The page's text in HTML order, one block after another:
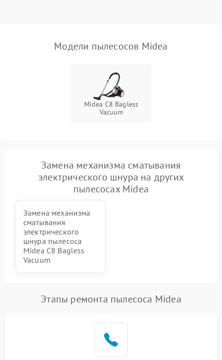
Модели пылесосов Midea
Midea C8 Bagless
Vacuum
Замена механизма сматывания
электрического шнура на других
пылесосах Midea
Замена механизма
сматывания
электрического
шнура пылесоса
Midea C8 Bagless
Vacuum
Этапы ремонта пылесоса Midea